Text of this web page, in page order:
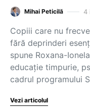
Mihai Peticilă 4
Copiii care nu
fără deprinderi
spune Roxana-
educație timpurie,
cadrul programului
Vezi articolul